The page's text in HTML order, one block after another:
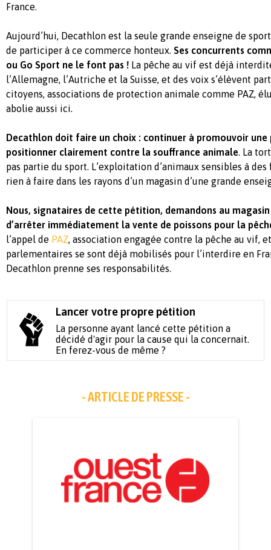
France.
Aujourd’hui, Decathlon est la seule grande enseigne de
de participer à ce commerce honteux. Ses concurrents
ou Go Sport ne le font pas ! La pêche au vif est déjà
l’Allemagne, l’Autriche et la Suisse, et des voix s’élèvent
citoyens, associations de protection animale comme PAZ,
abolie aussi ici.
Decathlon doit faire un choix : continuer à promouvoir une
positionner clairement contre la souffrance animale. La
pas partie du sport. L’exploitation d’animaux sensibles à
rien à faire dans les rayons d’un magasin d’une grande
Nous, signataires de cette pétition, demandons au
d’arrêter immédiatement la vente de poissons pour la
l’appel de PAZ, association engagée contre la pêche au vif,
parlementaires se sont déjà mobilisés pour l’interdire en
Decathlon prenne ses responsabilités.
Lancer votre propre pétition
La personne ayant lancé cette pétition a
décidé d'agir pour la cause qui la concernait.
En ferez-vous de même ?
- ARTICLE DE PRESSE -